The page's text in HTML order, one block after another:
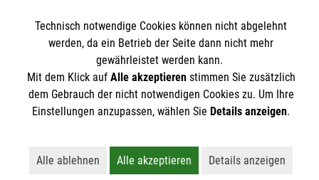
BIC: SOLADEST600
Soziale Netzwerke
Der Malteser Hilfsdienst e.V. ist als eingetragene
gemeinnützige Organisation von der Körperschaft- und
Technisch notwendige Cookies können nicht abgelehnt
werden, da ein Betrieb der Seite dann nicht mehr
gewährleistet werden kann.
Mit dem Klick auf Alle akzeptierenstimmen Sie zusätzlich
dem Gebrauch der nicht notwendigen Cookies zu. Um Ihre
Einstellungen anzupassen, wählen Sie Details anzeigen.
Alle ablehnen
Lehnt alle nicht-essentiellen Cookies ab
Alle akzeptieren
Akzeptiert alle Cookies
Details anzeigen